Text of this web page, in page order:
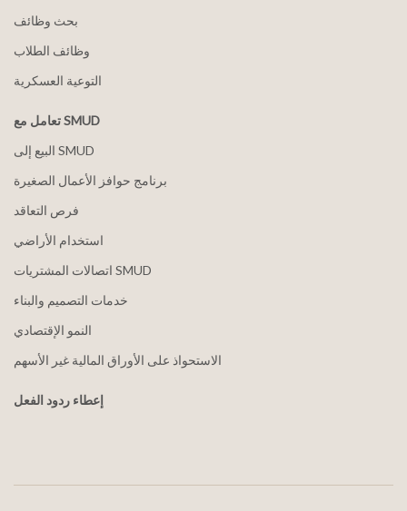
بحث وظائف
وظائف الطلاب
التوعية العسكرية
تعامل مع SMUD
البيع إلى SMUD
برنامج حوافز الأعمال الصغيرة
فرص التعاقد
استخدام الأراضي
اتصالات المشتريات SMUD
خدمات التصميم والبناء
النمو الإقتصادي
الاستحواذ على الأوراق المالية غير الأسهم
إعطاء ردود الفعل